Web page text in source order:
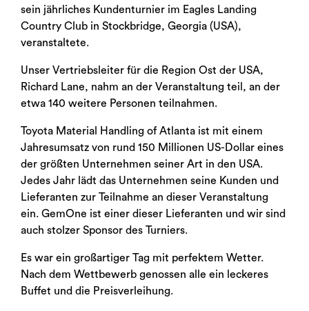
sein jährliches Kundenturnier im Eagles Landing
Country Club in Stockbridge, Georgia (USA),
veranstaltete.
Unser Vertriebsleiter für die Region Ost der USA,
Richard Lane, nahm an der Veranstaltung teil, an der
etwa 140 weitere Personen teilnahmen.
Toyota Material Handling of Atlanta ist mit einem
Jahresumsatz von rund 150 Millionen US-Dollar eines
der größten Unternehmen seiner Art in den USA.
Jedes Jahr lädt das Unternehmen seine Kunden und
Lieferanten zur Teilnahme an dieser Veranstaltung
ein. GemOne ist einer dieser Lieferanten und wir sind
auch stolzer Sponsor des Turniers.
Es war ein großartiger Tag mit perfektem Wetter.
Nach dem Wettbewerb genossen alle ein leckeres
Buffet und die Preisverleihung.